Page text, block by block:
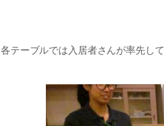
各テーブルでは入居者さんが率先し